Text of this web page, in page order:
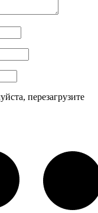
перезагрузите